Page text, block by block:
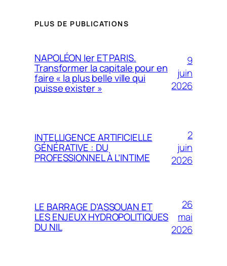
PLUS DE PUBLICATIONS
NAPOLÉON Ier ET PARIS.
Transformer la capitale pour en
faire « la plus belle ville qui
puisse exister »
9
juin
2026
INTELLIGENCE ARTIFICIELLE
GÉNÉRATIVE : DU
PROFESSIONNEL À L’INTIME
2
juin
2026
LE BARRAGE D’ASSOUAN ET
LES ENJEUX HYDROPOLITIQUES
DU NIL
26
mai
2026